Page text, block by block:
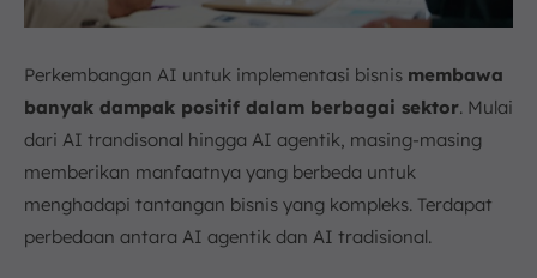
Perkembangan AI untuk implementasi bisnis membawa
banyak dampak positif dalam berbagai sektor. Mulai
dari AI trandisonal hingga AI agentik, masing-masing
memberikan manfaatnya yang berbeda untuk
menghadapi tantangan bisnis yang kompleks. Terdapat
perbedaan antara AI agentik dan AI tradisional.